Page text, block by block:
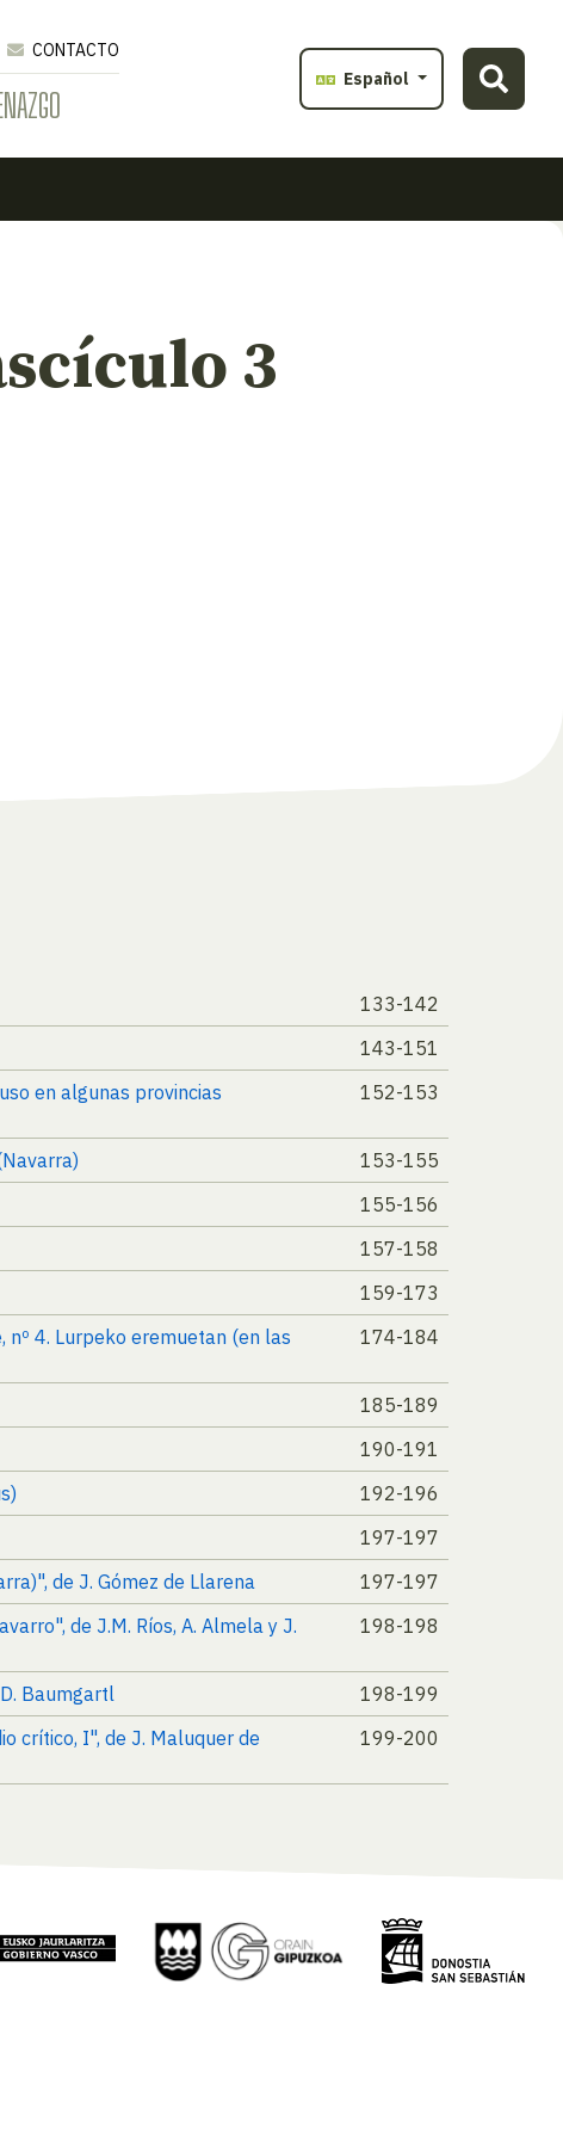
CONTACTO
Español
3
133-142
143-151
en algunas provincias
152-153
153-155
155-156
157-158
159-173
nº 4. Lurpeko eremuetan (en las
174-184
185-189
190-191
192-196
197-197
de J. Gómez de Llarena
197-197
de J.M. Ríos, A. Almela y J.
198-198
Baumgartl
198-199
crítico, I", de J. Maluquer de
199-200